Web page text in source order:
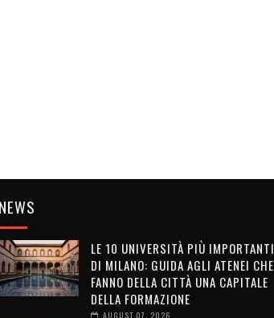
NEWS
LE 10 UNIVERSITÀ PIÙ IMPORTANTI
DI MILANO: GUIDA AGLI ATENEI CHE
FANNO DELLA CITTÀ UNA CAPITALE
DELLA FORMAZIONE
AUGUST 07, 2026